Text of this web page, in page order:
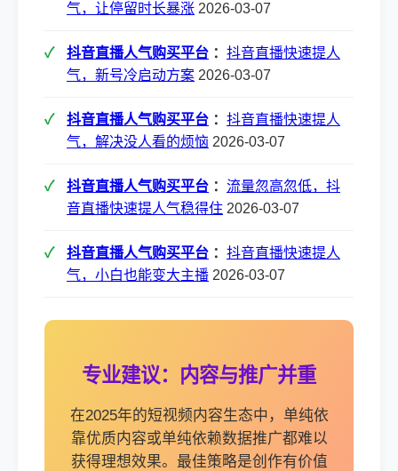
气，让停留时长暴涨 2026-03-07
抖音直播人气购买平台 ： 抖音直播快速提人
气，新号冷启动方案 2026-03-07
抖音直播人气购买平台 ： 抖音直播快速提人
气，解决没人看的烦恼 2026-03-07
抖音直播人气购买平台 ： 流量忽高忽低，抖
音直播快速提人气稳得住 2026-03-07
抖音直播人气购买平台 ： 抖音直播快速提人
气，小白也能变大主播 2026-03-07
专业建议：内容与推广并重
在2025年的短视频内容生态中，单纯依
靠优质内容或单纯依赖数据推广都难以
获得理想效果。最佳策略是创作有价值